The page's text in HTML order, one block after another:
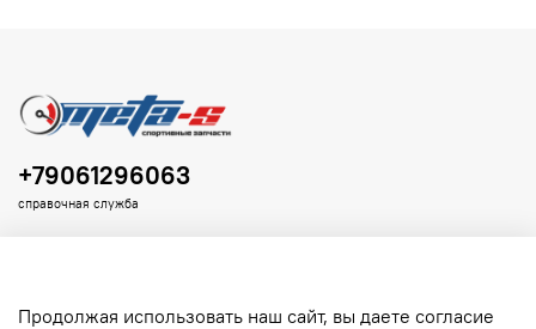
+79061296063
справочная служба
Продолжая использовать наш сайт, вы даете согласие